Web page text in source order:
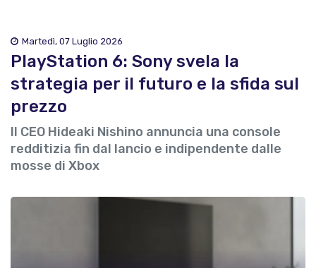
Martedì, 07 Luglio 2026
PlayStation 6: Sony svela la
strategia per il futuro e la sfida sul
prezzo
Il CEO Hideaki Nishino annuncia una console
redditizia fin dal lancio e indipendente dalle
mosse di Xbox